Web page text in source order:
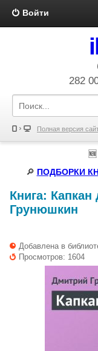
Войти
282
Полная версия
🆕
🔎 ПОДБОРКИ
Книга:
Грунюшкин
Добавлена в
Просмотров: 1604